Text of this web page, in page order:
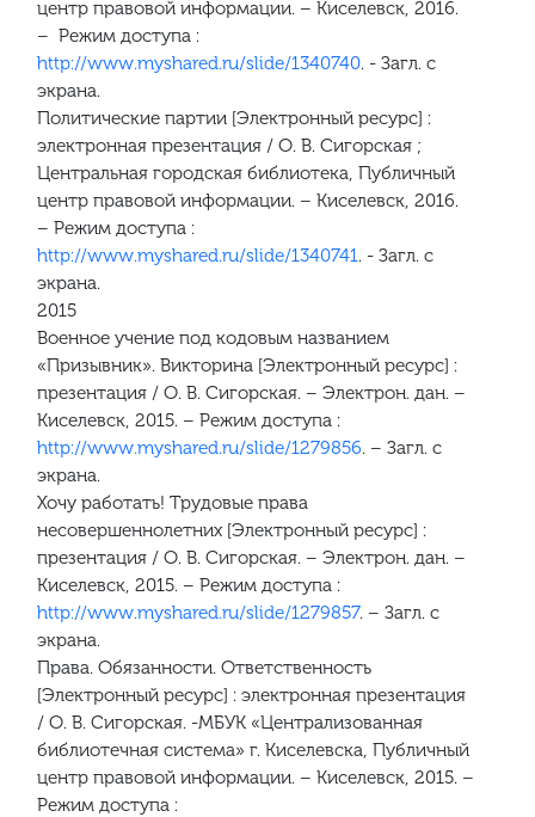
центр правовой информации. – Киселевск, 2016.
– Режим доступа :
http://www.myshared.ru/slide/1340740. - Загл. с
экрана.
Политические партии [Электронный ресурс] :
электронная презентация / О. В. Сигорская ;
Центральная городская библиотека, Публичный
центр правовой информации. – Киселевск, 2016.
– Режим доступа :
http://www.myshared.ru/slide/1340741. - Загл. с
экрана.
2015
Военное учение под кодовым названием
«Призывник». Викторина [Электронный ресурс] :
презентация / O. В. Сигорская. – Электрон. дан. –
Киселевск, 2015. – Режим доступа :
http://www.myshared.ru/slide/1279856. – Загл. с
экрана.
Хочу работать! Трудовые права
несовершеннолетних [Электронный ресурс] :
презентация / О. В. Сигорская. – Электрон. дан. –
Киселевск, 2015. – Режим доступа :
http://www.myshared.ru/slide/1279857. – Загл. с
экрана.
Права. Обязанности. Ответственность
[Электронный ресурс] : электронная презентация
/ О. В. Сигорская. -МБУК «Централизованная
библиотечная система» г. Киселевска, Публичный
центр правовой информации. – Киселевск, 2015. –
Режим доступа :